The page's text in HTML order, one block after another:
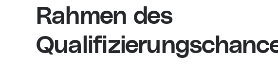
Rahmen des